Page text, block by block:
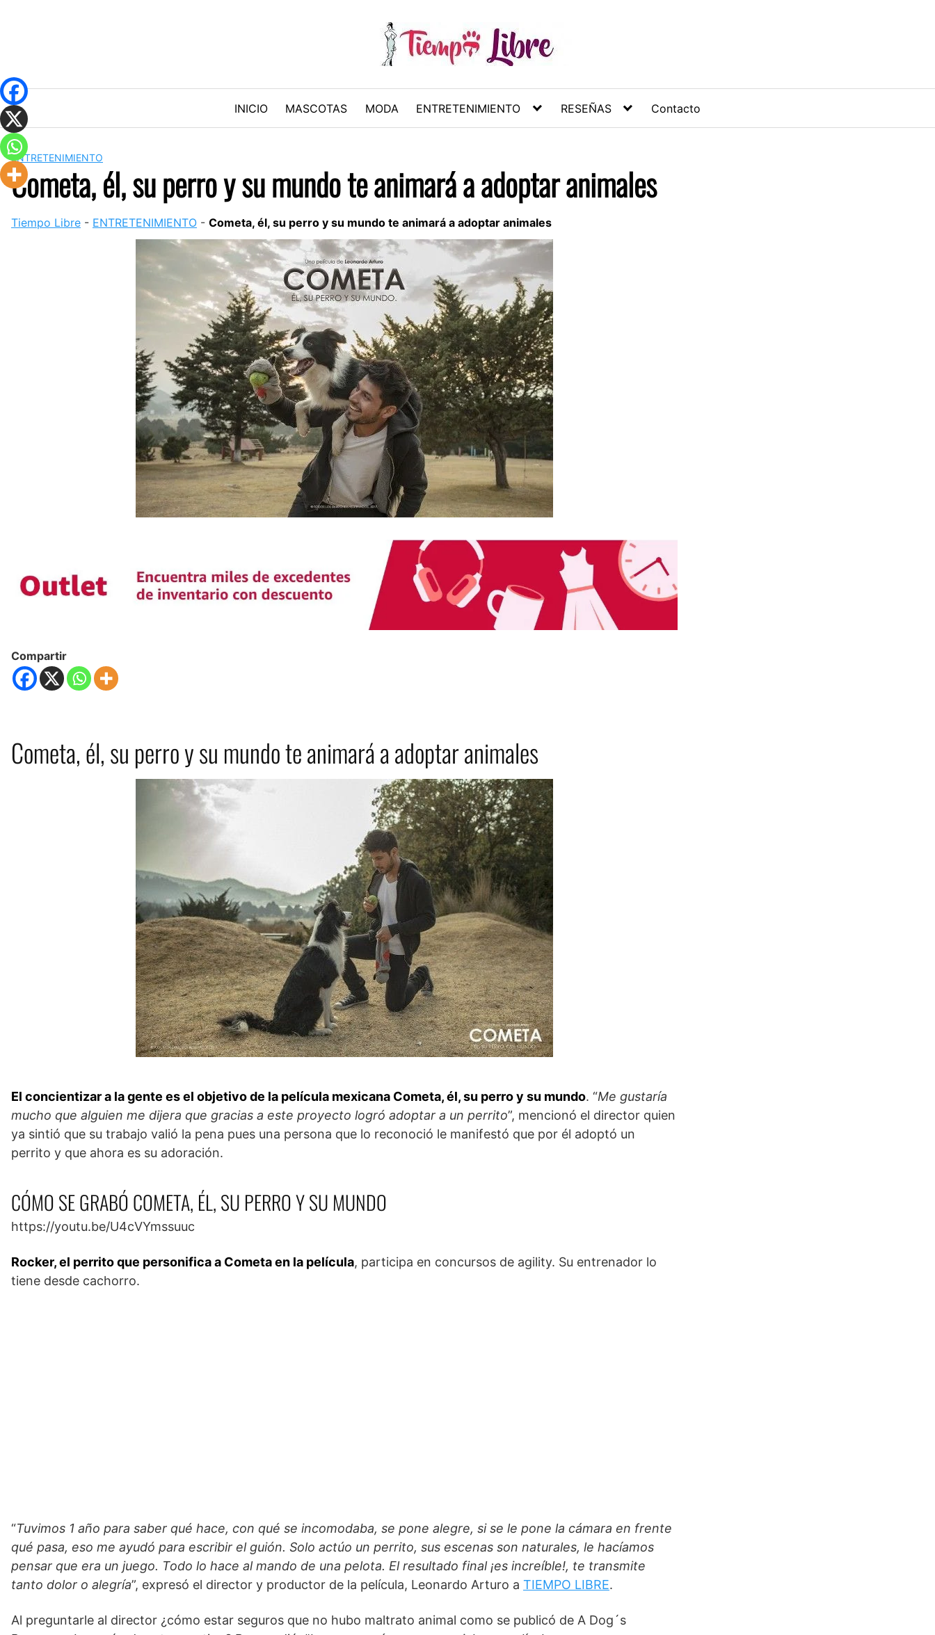
INICIO MASCOTAS MODA ENTRETENIMIENTO RESEÑAS Contacto
ENTRETENIMIENTO
Cometa, él, su perro y su mundo te animará a adoptar animales
Tiempo Libre - ENTRETENIMIENTO - Cometa, él, su perro y su mundo te animará a adoptar animales
Compartir
Cometa, él, su perro y su mundo te animará a adoptar animales
El concientizar a la gente es el objetivo de la película mexicana Cometa, él, su perro y su mundo. “Me gustaría
mucho que alguien me dijera que gracias a este proyecto logró adoptar a un perrito”, mencionó el director quien
ya sintió que su trabajo valió la pena pues una persona que lo reconoció le manifestó que por él adoptó un
perrito y que ahora es su adoración.
CÓMO SE GRABÓ COMETA, ÉL, SU PERRO Y SU MUNDO
https://youtu.be/U4cVYmssuuc
Rocker, el perrito que personifica a Cometa en la película, participa en concursos de agility. Su entrenador lo
tiene desde cachorro.
“Tuvimos 1 año para saber qué hace, con qué se incomodaba, se pone alegre, si se le pone la cámara en frente
qué pasa, eso me ayudó para escribir el guión. Solo actúo un perrito, sus escenas son naturales, le hacíamos
pensar que era un juego. Todo lo hace al mando de una pelota. El resultado final ¡es increíble!, te transmite
tanto dolor o alegría”, expresó el director y productor de la película, Leonardo Arturo a TIEMPO LIBRE.
Al preguntarle al director ¿cómo estar seguros que no hubo maltrato animal como se publicó de A Dog´s